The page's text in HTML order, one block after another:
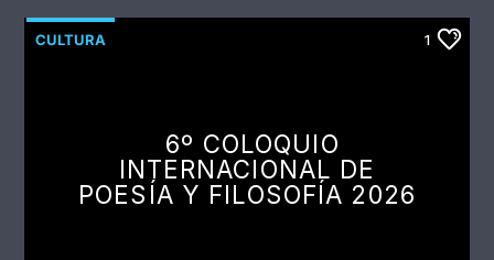
CULTURA 1
6º COLOQUIO
INTERNACIONAL DE
POESÍA Y FILOSOFÍA 2026